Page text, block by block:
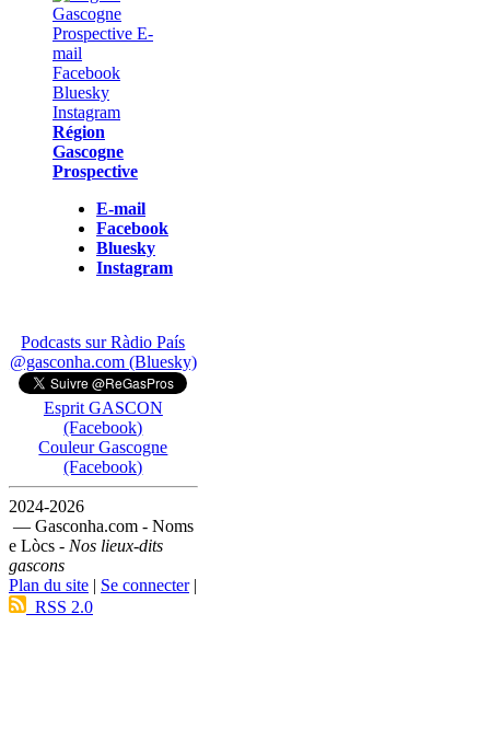
Région
Gascogne
Prospective
E-mail
Facebook
Bluesky
Instagram
Podcasts sur Ràdio País
@gasconha.com (Bluesky)
Esprit GASCON
(Facebook)
Couleur Gascogne
(Facebook)
2024-2026
— Gasconha.com - Noms
e Lòcs - Nos lieux-dits
gascons
Plan du site | Se connecter|
RSS 2.0